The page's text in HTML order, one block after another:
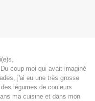
coup moi qui avait imaginé
j'ai eu une très grosse
légumes de couleurs
ma cuisine et dans mon